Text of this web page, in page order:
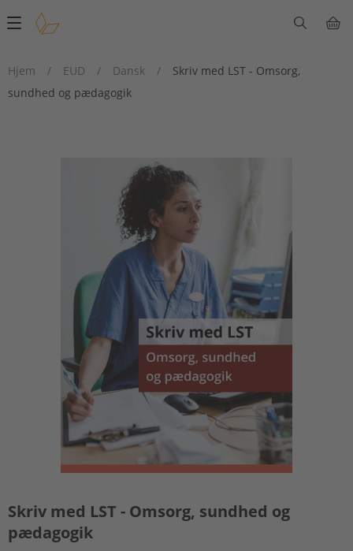
Main
Hjem
/ EUD / Dansk /
Skriv med LST - Omsorg,
sundhed og pædagogik
Skriv med LST - Omsorg, sundhed og
pædagogik